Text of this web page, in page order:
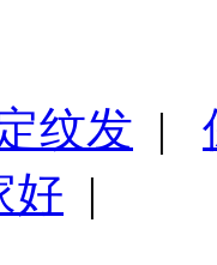
纹发 |
好 |